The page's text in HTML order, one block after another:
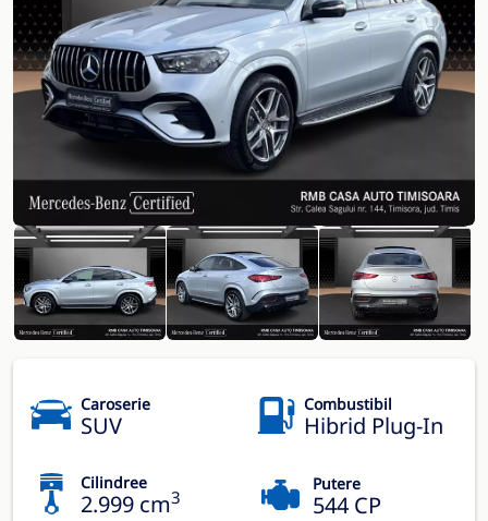
Caroserie
SUV
Combustibil
Hibrid Plug-In
Cilindree
2.999 cm3
Putere
544 CP